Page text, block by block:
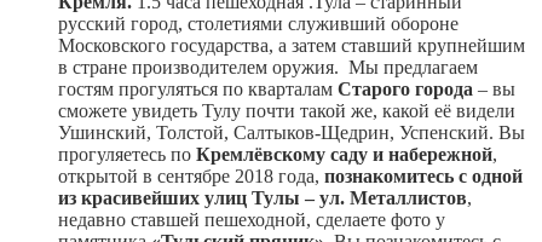
русский город, столетиями служивший обороне
Московского государства, а затем ставший крупнейшим
в стране производителем оружия. Мы предлагаем
гостям прогуляться по кварталам Старого города – вы
сможете увидеть Тулу почти такой же, какой её видели
Ушинский, Толстой, Салтыков-Щедрин, Успенский. Вы
прогуляетесь по Кремлёвскому саду и набережной,
открытой в сентябре 2018 года, познакомитесь с одной
из красивейших улиц Тулы – ул. Металлистов,
недавно ставшей пешеходной, сделаете фото у